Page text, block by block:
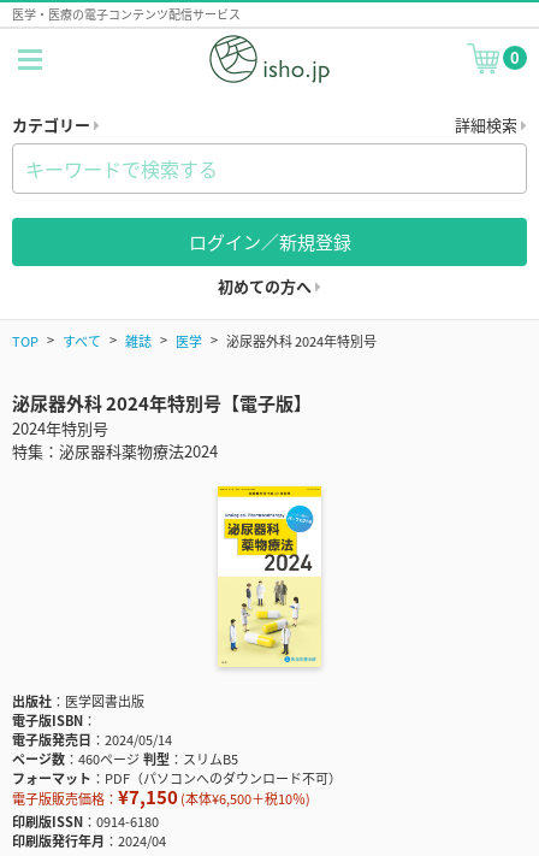
医学・医療の電子コンテンツ配信サービス
0
カテゴリー 詳細検索
ログイン／新規登録
初めての方へ
TOP すべて 雑誌 医学 泌尿器外科 2024年特別号
泌尿器外科 2024年特別号【電子版】
2024年特別号
特集：泌尿器科薬物療法2024
出版社
医学図書出版
電子版ISBN
電子版発売日
2024/05/14
ページ数
460ページ判型
スリムB5
フォーマット
PDF（パソコンへのダウンロード不可）
電子版販売価格： ¥7,150(本体¥6,500＋税10％)
印刷版ISSN
0914-6180
印刷版発行年月
2024/04